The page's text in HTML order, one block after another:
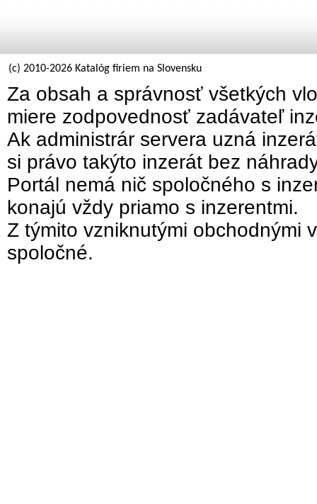
(c) 2010-2026 Katalóg firiem na Slovensku
Za obsah a správnosť všetkých
miere zodpovednosť zadávateľ
Ak administrár servera uzná
si právo takýto inzerát bez
Portál nemá nič spoločného s
konajú vždy priamo s inzerentmi.
Z týmito vzniknutými obchodnými
spoločné.